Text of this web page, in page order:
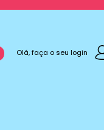
Olá, faça o seu login